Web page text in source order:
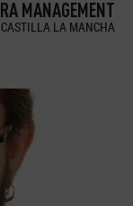
MANAGEMENT
CASTILLA LA MANCHA